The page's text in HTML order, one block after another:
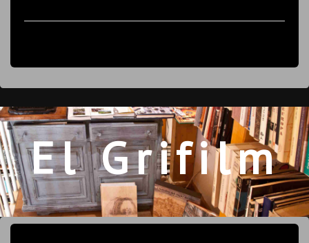
El Grifilm